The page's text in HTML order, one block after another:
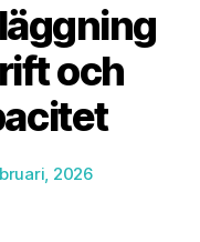
och
2026